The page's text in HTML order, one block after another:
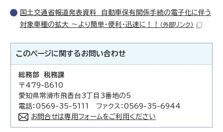
国土交通省報道発表資料 自動車保有関係手続の電子化に伴う
対象車種の拡大 ～より簡単・便利・迅速に！！
（外部リンク）
このページに関する お問い合わせ
総務部 税務課
〒479-8610
愛知県常滑市飛香台3丁目3番地の5
電話：0569-35-5111 ファクス：0569-35-6944
お問合せは専用フォームをご利用ください